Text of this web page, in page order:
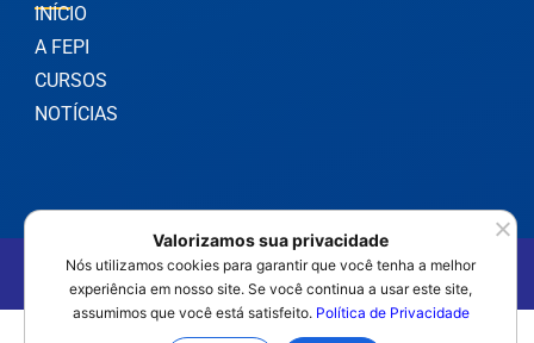
INÍCIO
A FEPI
CURSOS
NOTÍCIAS
©2025 FEPI Itajubá - Todos os Direitos Reservados
Política de Privacidade
Valorizamos sua privacidade
Nós utilizamos cookies para garantir que você tenha a melhor
experiência em nosso site. Se você continua a usar este site,
assumimos que você está satisfeito. Política de Privacidade